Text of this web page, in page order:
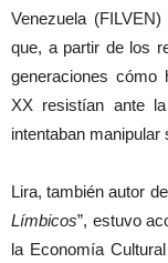
Venezuela
que, a partir de los
generaciones cómo
XX resistían ante
intentaban manipular
Lira, también autor
Límbicos”, estuvo
la Economía